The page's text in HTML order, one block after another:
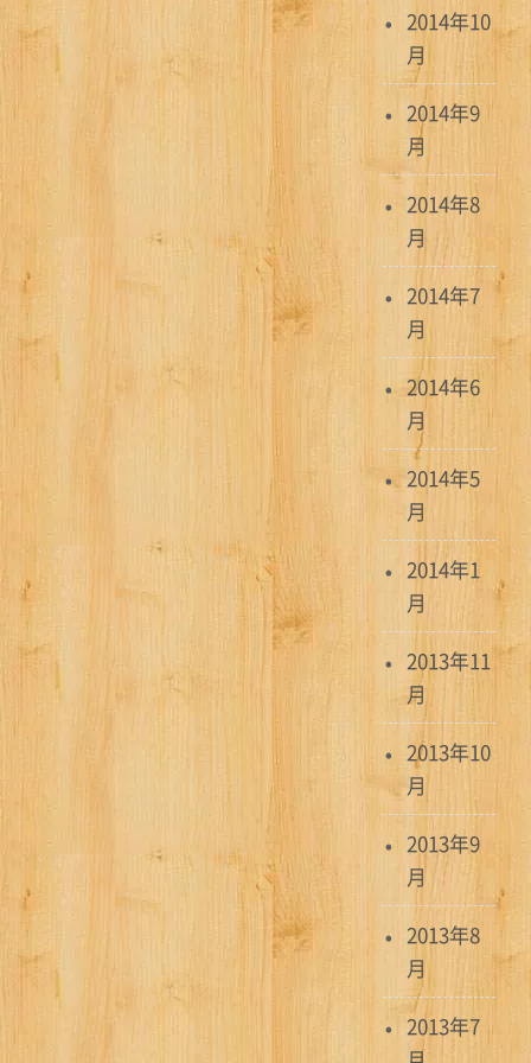
2014年10
月
2014年9
月
2014年8
月
2014年7
月
2014年6
月
2014年5
月
2014年1
月
2013年11
月
2013年10
月
2013年9
月
2013年8
月
2013年7